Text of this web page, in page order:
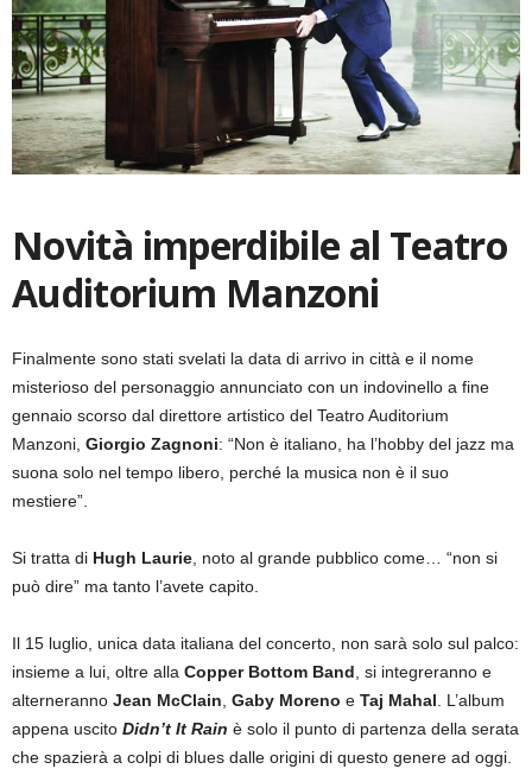
Novità imperdibile al Teatro
Auditorium Manzoni
Finalmente sono stati svelati la data di arrivo in città e il nome
misterioso del personaggio annunciato con un indovinello a fine
gennaio scorso dal direttore artistico del Teatro Auditorium
Manzoni, Giorgio Zagnoni: “Non è italiano, ha l’hobby del jazz ma
suona solo nel tempo libero, perché la musica non è il suo
mestiere”.
Si tratta di Hugh Laurie , noto al grande pubblico come… “non si
può dire” ma tanto l’avete capito.
Il 15 luglio, unica data italiana del concerto, non sarà solo sul palco:
insieme a lui, oltre alla Copper Bottom Band , si integreranno e
alterneranno Jean McClain Gaby Moreno e Taj Mahal . L’album
appena uscito Didn’t It Rain è solo il punto di partenza della serata
che spazierà a colpi di blues dalle origini di questo genere ad oggi.